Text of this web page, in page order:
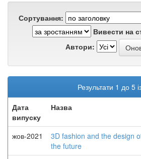
Сортування:
Вивести на
Автори:
Результати 1 до 5
Дата
випуску
Назва
жов-2021
3D fashion and the design
the future